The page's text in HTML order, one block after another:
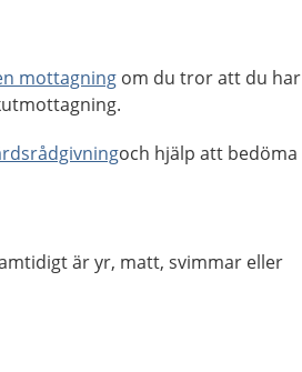
mottagning om du tror att du har
och hjälp att bedöma
är yr, matt, svimmar eller